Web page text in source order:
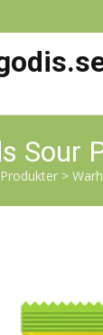
Sour
Produkter >